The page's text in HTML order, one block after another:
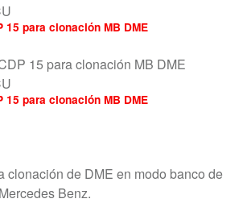
15 para clonación MB DME
15 para clonación MB DME
clonación de DME en modo banco de
Benz.